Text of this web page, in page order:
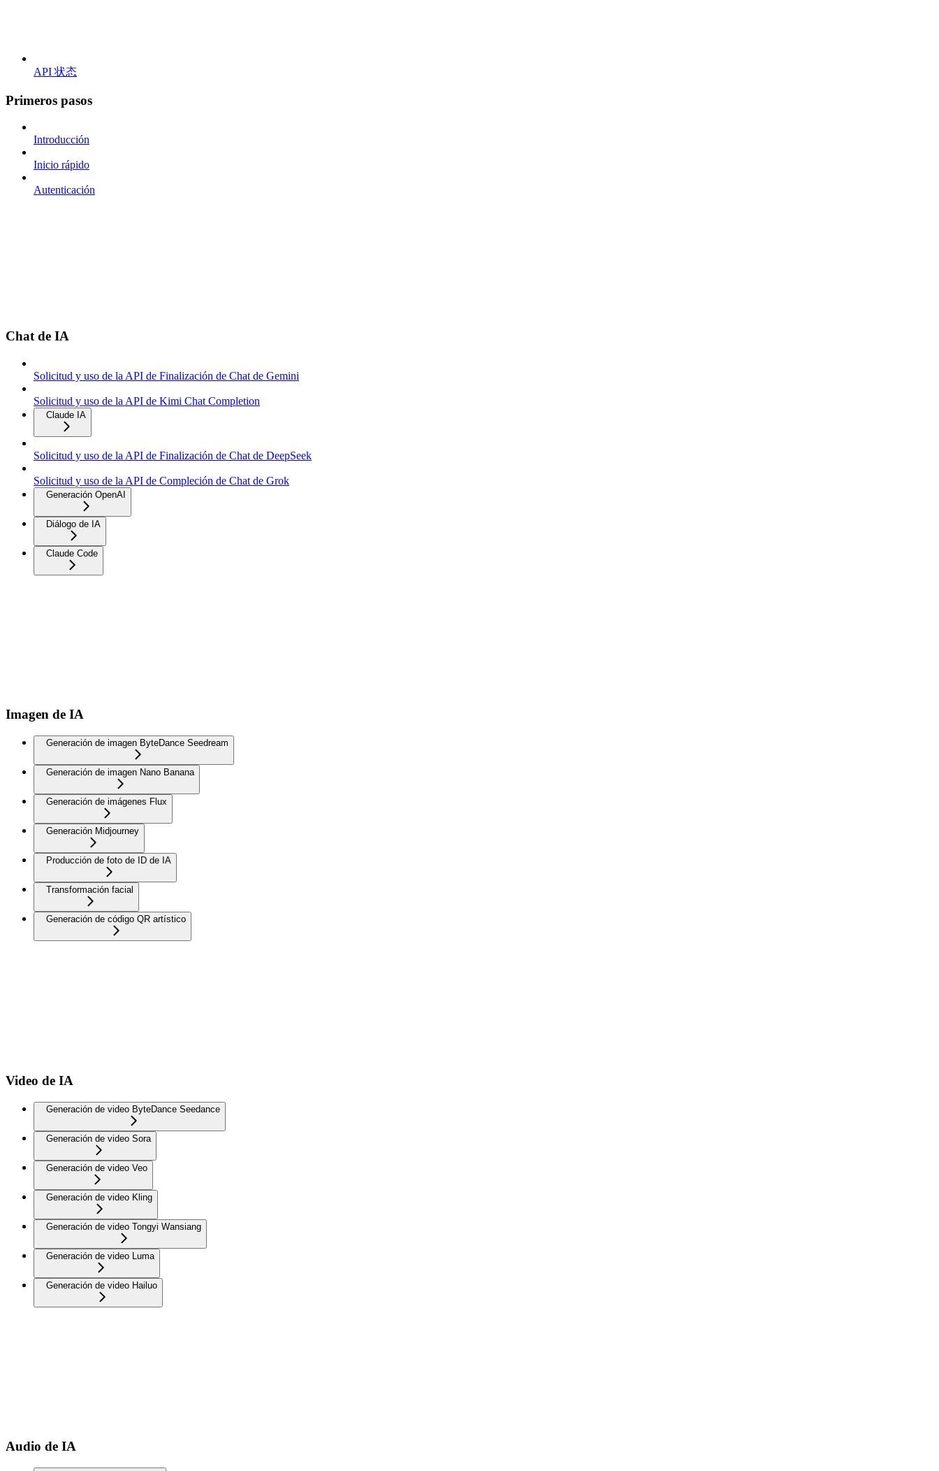
API 状态
Primeros pasos
Introducción
Inicio rápido
Autenticación
Chat de IA
Solicitud y uso de la API de Finalización de Chat de Gemini
Solicitud y uso de la API de Kimi Chat Completion
Claude IA
Solicitud y uso de la API de Finalización de Chat de DeepSeek
Solicitud y uso de la API de Compleción de Chat de Grok
Generación OpenAI
Diálogo de IA
Claude Code
Imagen de IA
Generación de imagen ByteDance Seedream
Generación de imagen Nano Banana
Generación de imágenes Flux
Generación Midjourney
Producción de foto de ID de IA
Transformación facial
Generación de código QR artístico
Video de IA
Generación de video ByteDance Seedance
Generación de video Sora
Generación de video Veo
Generación de video Kling
Generación de video Tongyi Wansiang
Generación de video Luma
Generación de video Hailuo
Audio de IA